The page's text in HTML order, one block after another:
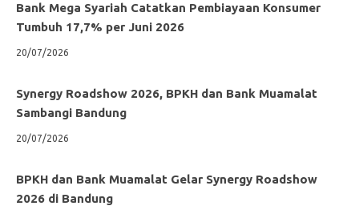
Bank Mega Syariah Catatkan Pembiayaan Konsumer
Tumbuh 17,7% per Juni 2026
20/07/2026
Synergy Roadshow 2026, BPKH dan Bank Muamalat
Sambangi Bandung
20/07/2026
BPKH dan Bank Muamalat Gelar Synergy Roadshow
2026 di Bandung